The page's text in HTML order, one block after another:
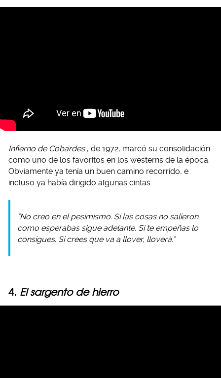
Infierno de Cobardes , de 1972, marcó su consolidación
como uno de los favoritos en los westerns de la época.
Obviamente ya tenía un buen camino recorrido, e
incluso ya había dirigido algunas cintas.
“No creo en el pesimismo. Si las cosas no salieron
como esperabas sigue adelante. Si te empeñas lo
consigues. Si crees que va a llover, lloverá.”
4. El sargento de hierro